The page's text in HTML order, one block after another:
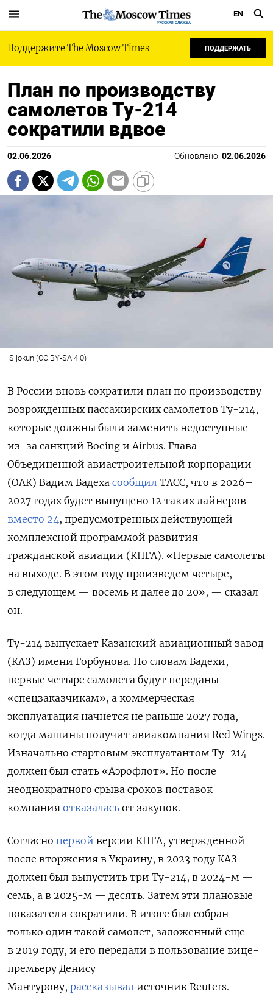
РУССКАЯ СЛУЖБА
EN
Поддержите The Moscow Times ПОДДЕРЖАТЬ
План по производству
самолетов Ту-214
сократили вдвое
02.06.2026 Обновлено: 02.06.2026
Sijokun (CC BY-SA 4.0)
В России вновь сократили план по производству
возрожденных пассажирских самолетов Ту-214,
которые должны были заменить недоступные
из-за санкций Boeing и Airbus. Глава
Объединенной авиастроительной корпорации
(ОАК) Вадим Бадеха сообщил ТАСС, что в 2026–
2027 годах будет выпущено 12 таких лайнеров
вместо 24 , предусмотренных действующей
комплексной программой развития
гражданской авиации (КПГА). «Первые самолеты
на выходе. В этом году произведем четыре,
в следующем — восемь и далее до 20», — сказал
он.
Ту-214 выпускает Казанский авиационный завод
(КАЗ) имени Горбунова. По словам Бадехи,
первые четыре самолета будут переданы
«спецзаказчикам», а коммерческая
эксплуатация начнется не раньше 2027 года,
когда машины получит авиакомпания Red Wings.
Изначально стартовым эксплуатантом Ту-214
должен был стать «Аэрофлот». Но после
неоднократного срыва сроков поставок
компания отказалась от закупок.
Согласно первой версии КПГА, утвержденной
после вторжения в Украину, в 2023 году КАЗ
должен был выпустить три Ту-214, в 2024-м —
семь, а в 2025-м — десять. Затем эти плановые
показатели сократили. В итоге был собран
только один такой самолет, заложенный еще
в 2019 году, и его передали в пользование вице-
премьеру Денису
Мантурову, рассказывал источник Reuters.